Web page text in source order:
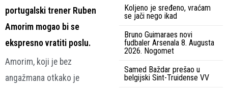
portugalski trener Ruben
Amorim mogao bi se
ekspresno vratiti poslu.
Amorim, koji je bez
angažmana otkako je
Koljeno je sređeno, vraćam
se jači nego ikad
Bruno Guimaraes novi
fudbaler Arsenala 8. Augusta
2026. Nogomet
Samed Baždar prešao u
belgijski Sint-Truidense VV